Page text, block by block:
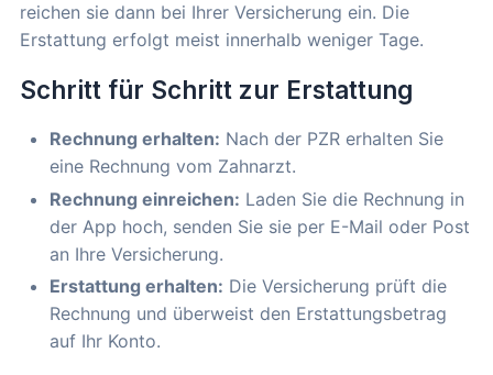
reichen sie dann bei Ihrer Versicherung ein. Die
Erstattung erfolgt meist innerhalb weniger Tage.
Schritt für Schritt zur Erstattung
Rechnung erhalten: Nach der PZR erhalten Sie
eine Rechnung vom Zahnarzt.
Rechnung einreichen: Laden Sie die Rechnung in
der App hoch, senden Sie sie per E-Mail oder Post
an Ihre Versicherung.
Erstattung erhalten: Die Versicherung prüft die
Rechnung und überweist den Erstattungsbetrag
auf Ihr Konto.